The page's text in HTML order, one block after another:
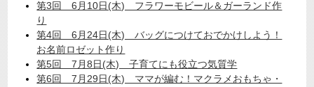
第3回 6月10日(木) フラワーモビール＆ガーランド作
り
第4回 6月24日(木) バッグにつけておでかけしよう！
お名前ロゼット作り
第5回 7月8日(木) 子育てにも役立つ気質学
第6回 7月29日(木) ママが編む！マクラメおもちゃ・